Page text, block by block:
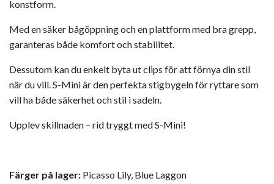
konstform.
Med en säker bågöppning och en plattform med bra grepp,
garanteras både komfort och stabilitet.
Dessutom kan du enkelt byta ut clips för att förnya din stil
när du vill. S-Mini är den perfekta stigbygeln för ryttare som
vill ha både säkerhet och stil i sadeln.
Upplev skillnaden – rid tryggt med S-Mini!
Färger på lager: Picasso Lily, Blue Laggon